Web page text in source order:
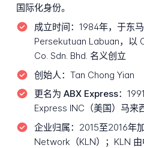
国际化身份。
成立时间： 1984年，于东
Persekutuan Labuan，以
Co. Sdn. Bhd. 名义创立
创始人： Tan Chong Yian
更名为 ABX Express：
Express INC（美国）马来
企业归属： 2015至2016年
Network（KLN）；KLN